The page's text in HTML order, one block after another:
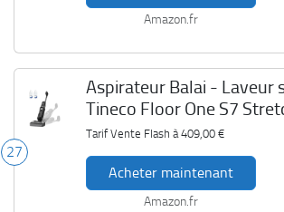
Amazon.fr
27
Aspirateur Balai - Laveur
Tineco Floor One S7
Tarif Vente Flash à409,00 €
Acheter maintenant
Amazon.fr